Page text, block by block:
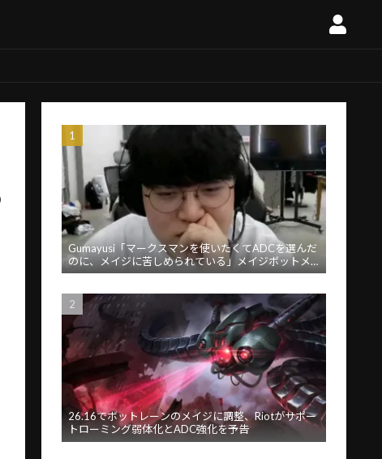
Gumayusi「マークスマンを使いたくてADCを選んだ
のに、メイジに苦しめられている」メイジボットメ
タに苦言
26.16でボットレーンのメイジに調整、Riotがサポー
トローミング弱体化とADC強化を予告